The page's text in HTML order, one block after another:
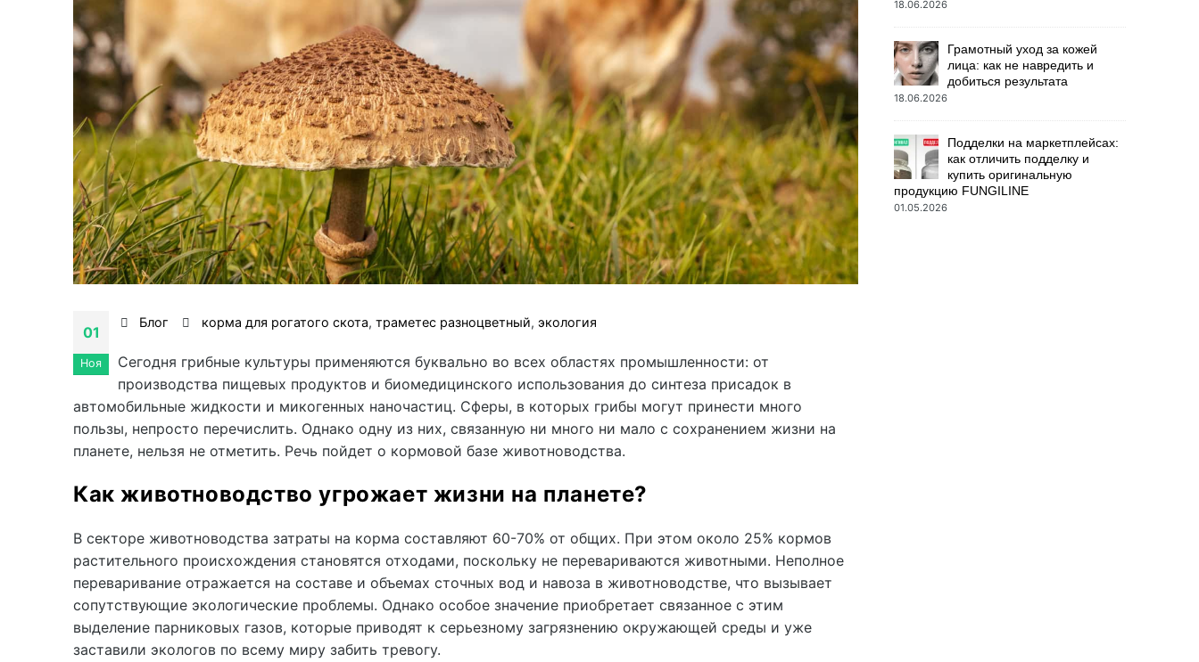
01
Ноя
Блог корма для рогатого скота, траметес разноцветный, экология
Сегодня грибные культуры применяются буквально во всех областях промышленности: от
производства пищевых продуктов и биомедицинского использования до синтеза присадок в
автомобильные жидкости и микогенных наночастиц. Сферы, в которых грибы могут принести много
пользы, непросто перечислить. Однако одну из них, связанную ни много ни мало с сохранением жизни на
планете, нельзя не отметить. Речь пойдет о кормовой базе животноводства.
Как животноводство угрожает жизни на планете?
В секторе животноводства затраты на корма составляют 60-70% от общих. При этом около 25% кормов
растительного происхождения становятся отходами, поскольку не перевариваются животными. Неполное
переваривание отражается на составе и объемах сточных вод и навоза в животноводстве, что вызывает
сопутствующие экологические проблемы. Однако особое значение приобретает связанное с этим
выделение парниковых газов, которые приводят к серьезному загрязнению окружающей среды и уже
заставили экологов по всему миру забить тревогу.
18.06.2026
Грамотный уход за кожей
лица: как не навредить и
добиться результата
18.06.2026
Подделки на маркетплейсах:
как отличить подделку и
купить оригинальную
продукцию FUNGILINE
01.05.2026